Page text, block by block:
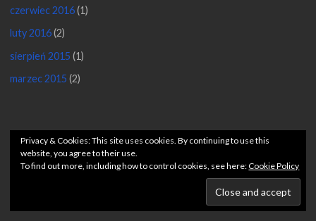
czerwiec 2016(1)
luty 2016(2)
sierpień 2015 (1)
marzec 2015 (2)
©2026 Pięciolinia po godzinach
Privacy & Cookies: This site uses cookies. By continuing to use this
website, you agree to their use.
To find out more, including how to control cookies, see here:Cookie Policy